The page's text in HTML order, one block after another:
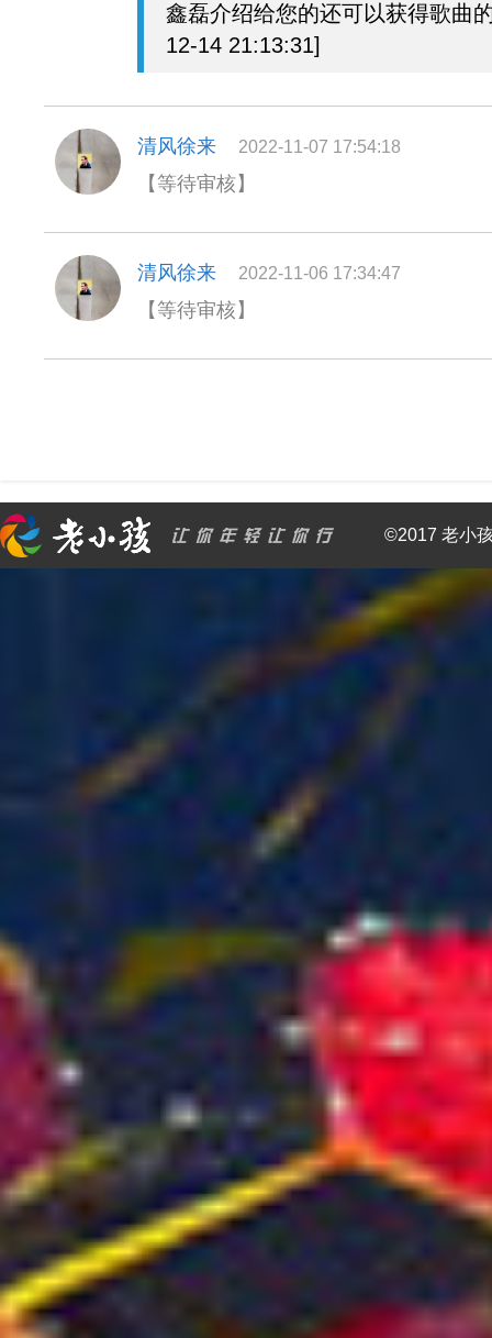
鑫磊介绍给您的还可以获得歌曲
12-14 21:13:31]
清风徐来 2022-11-07 17:54:18
【等待审核】
清风徐来 2022-11-06 17:34:47
【等待审核】
©2017 老小